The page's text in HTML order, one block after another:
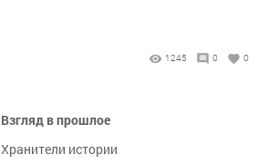
1245 0 0
Взгляд в прошлое
Хранители истории